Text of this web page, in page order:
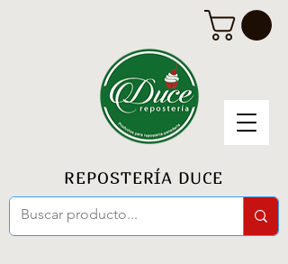
REPOSTERÍA DUCE